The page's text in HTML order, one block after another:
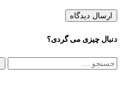
دنبال چیزی می گردی؟
جستجو